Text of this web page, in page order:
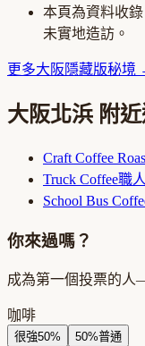
本頁為資料收錄
未實地造訪。
更多大阪隱藏版秘境
大阪北浜 附
Craft Coffee
Truck Coffee職
School Bus
你來過嗎？
成為第一個投票的人
咖啡
很強50% 50%普通